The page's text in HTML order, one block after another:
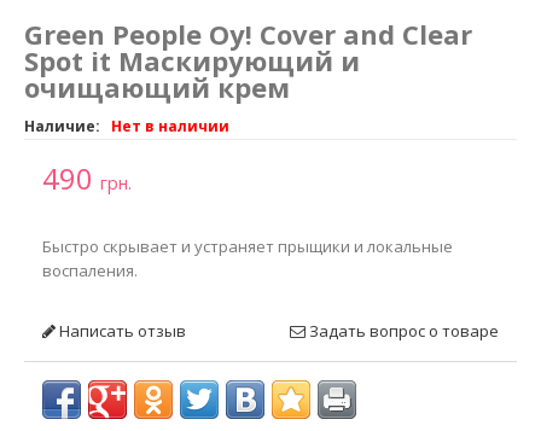
Green People Oy! Cover and Clear
Spot it Маскирующий и
очищающий крем
Наличие: Нет в наличии
490 грн.
Быстро скрывает и устраняет прыщики и локальные
воспаления.
Написать отзыв Задать вопрос о товаре